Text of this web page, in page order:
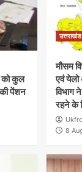
को कुल
पेंशन
उत्तराखंड
मौसम
एवं
विभाग
रहने के
8